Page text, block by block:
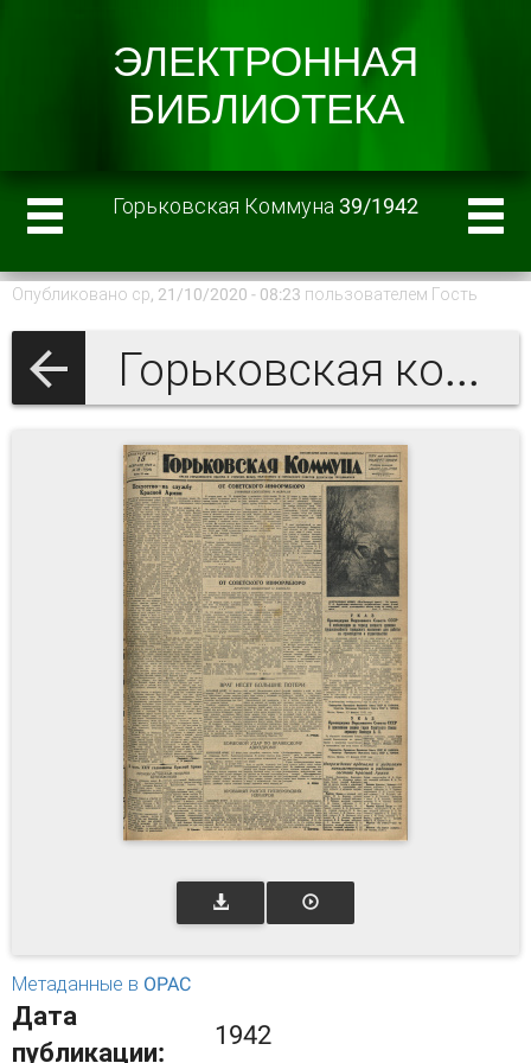
Горьковская Коммуна 39/1942
Опубликовано ср, 21/10/2020 - 08:23 пользователем Гость
Горьковская коммуна 1942 г.
Метаданные в OPAC
Дата
публикации:
1942